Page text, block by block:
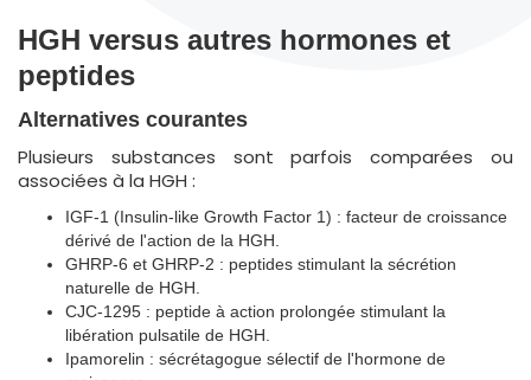
HGH versus autres hormones et
peptides
Alternatives courantes
Plusieurs substances sont parfois comparées ou
associées à la HGH :
IGF-1 (Insulin-like Growth Factor 1) : facteur de croissance
dérivé de l'action de la HGH.
GHRP-6 et GHRP-2 : peptides stimulant la sécrétion
naturelle de HGH.
CJC-1295 : peptide à action prolongée stimulant la
libération pulsatile de HGH.
Ipamorelin : sécrétagogue sélectif de l'hormone de